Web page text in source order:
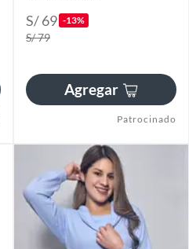
S/ 69 -13%
S/ 79
Agregar
Patrocinado